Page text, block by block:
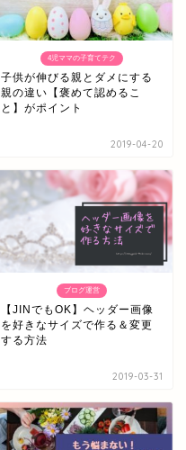
4児ママの子育てテク
子供が伸びる親とダメにする
親の違い【褒めて認めるこ
と】がポイント
2019-04-20
ブログ運営
【JINでもOK】ヘッダー画像
を好きなサイズで作る＆変更
する方法
2019-03-31